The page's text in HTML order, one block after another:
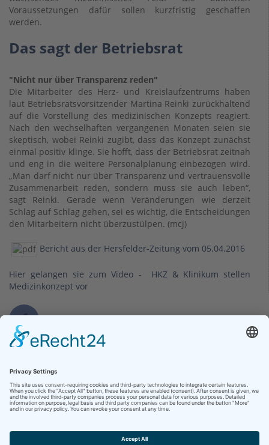
Voraussetzungen dafür sollen kurzfristig geschaffen
werden.
Das sagt der Betriebsrat
"Nicht nur über Transparenz reden"
Die Mitarbeiter des Herz- und Kreislaufzentrums haben
laut Betriebsratsvorsitzender Martina Reinki zurückhaltend
auf die Vorstellung des medizinischen Konzepts reagiert.
Nach den wechselhaften vergangenen Monaten seien sie
skeptisch, wobei Reinki zugibt, dass das Konzept zunächst
einmal positiv klinge. Sie hofft, dass der Betriebsrat zeitnah
und eng in die weitere Personalplanung einbezogen wird.
„Man darf nicht nur über Transparenz und vertrauensvolle
Zusammenarbeit reden, sondern muss sie auch leben“,
sagt Reinki. Gerade wenn Veränderungen wie derzeit
Schlag auf Schlag gehen, sei es wichtig, die Entscheidungen
den Mitarbeitern nicht überzustülpen. (mcj)
Bericht aus der Hersfelder-Zeitung vom 05.04.2016
Hier gelangen sie zum Video - HKZ & Klinikum stellen
Medizinkonzept vor
Kontakt
Klinikum Bad Hersfeld GmbH
Seilerweg 29
36251 Bad Hersfeld
Telefax +49 (6621) 88-1033